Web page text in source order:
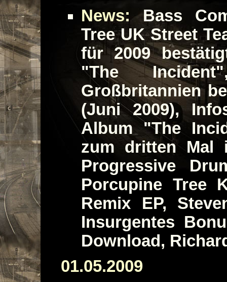
News: Bass
Tree UK Street
für 2009
"The
Großbritannien
(Juni 2009),
Album "The
zum dritten Mal
Progressive
Porcupine Tree
Remix EP,
Insurgentes
Download,
01.05.2009